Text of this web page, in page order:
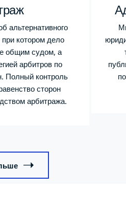
альтернативного
котором дело
общим судом, а
арбитров по
Полный контроль
сторон
арбитража.